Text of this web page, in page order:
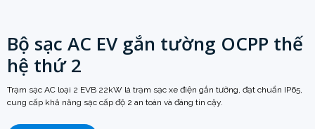
Bộ sạc AC EV gắn tường OCPP thế
hệ thứ 2
Trạm sạc AC loại 2 EVB 22kW là trạm sạc xe điện gắn tường, đạt chuẩn IP65,
cung cấp khả năng sạc cấp độ 2 an toàn và đáng tin cậy.